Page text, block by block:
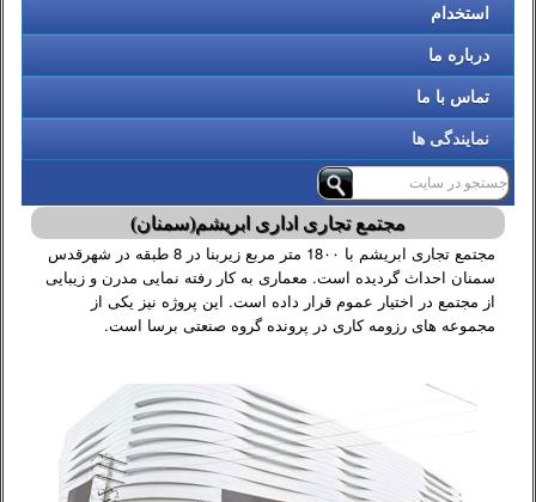
استخدام
درباره ما
تماس با ما
نمایندگی ها
مجتمع تجاری اداری ابریشم(سمنان)
مجتمع تجاری ابریشم با 18۰۰ متر مربع زیربنا در 8 طبقه در شهرقدس
سمنان احداث گردیده است. معماری به کار رفته نمایی مدرن و زیبایی
از مجتمع در اختیار عموم قرار داده است. این پروژه نیز یکی از
مجموعه های رزومه کاری در پرونده گروه صنعتی برسا است.